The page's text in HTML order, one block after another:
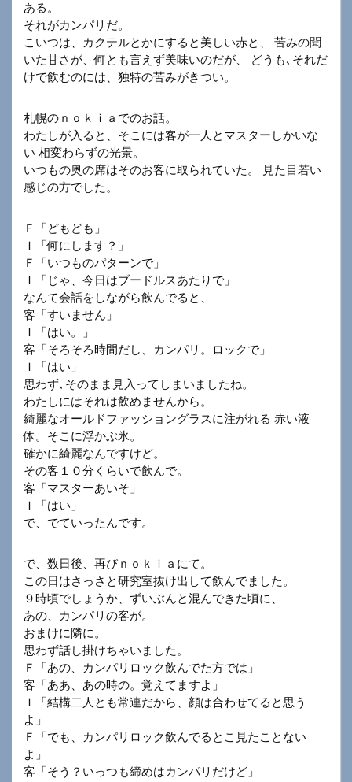
ある。
それがカンパリだ。
こいつは、カクテルとかにすると美しい赤と、 苦みの聞
いた甘さが、何とも言えず美味いのだが、 どうも､それだ
けで飲むのには、独特の苦みがきつい。
札幌のｎｏｋｉａでのお話。
わたしが入ると、そこには客が一人とマスターしかいな
い 相変わらずの光景。
いつもの奥の席はそのお客に取られていた。 見た目若い
感じの方でした。
Ｆ「どもども」
Ｉ「何にします？」
Ｆ「いつものパターンで」
Ｉ「じゃ、今日はブードルスあたりで」
なんて会話をしながら飲んでると、
客「すいません」
Ｉ「はい。」
客「そろそろ時間だし、カンパリ。ロックで」
Ｉ「はい」
思わず､そのまま見入ってしまいましたね。
わたしにはそれは飲めませんから。
綺麗なオールドファッショングラスに注がれる 赤い液
体。そこに浮かぶ氷。
確かに綺麗なんですけど。
その客１０分くらいで飲んで。
客「マスターあいそ」
Ｉ「はい」
で、でていったんです。
で、数日後、再びｎｏｋｉａにて。
この日はさっさと研究室抜け出して飲んでました。
９時頃でしょうか、ずいぶんと混んできた頃に、
あの、カンパリの客が。
おまけに隣に。
思わず話し掛けちゃいました。
Ｆ「あの、カンパリロック飲んでた方では」
客「ああ、あの時の。覚えてますよ」
Ｉ「結構二人とも常連だから、顔は合わせてると思う
よ」
Ｆ「でも、カンパリロック飲んでるとこ見たことない
よ」
客「そう？いっつも締めはカンパリだけど」